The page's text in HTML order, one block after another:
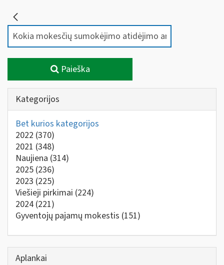
Paieška
Kategorijos
Bet kurios kategorijos
2022 (370)
2021 (348)
Naujiena (314)
2025 (236)
2023 (225)
Viešieji pirkimai (224)
2024 (221)
Gyventojų pajamų mokestis (151)
Aplankai